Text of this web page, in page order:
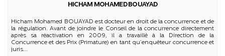
HICHAM MOHAMED BOUAYAD
Hicham Mohamed BOUAYAD est docteur en droit de la concurrence et de
la régulation. Avant de joindre le Conseil de la concurrence directement
après sa réactivation en 2009, il a travaillé à la Direction de la
Concurrence et des Prix (Primature) en tant qu’enquêteur concurrence et
juris...